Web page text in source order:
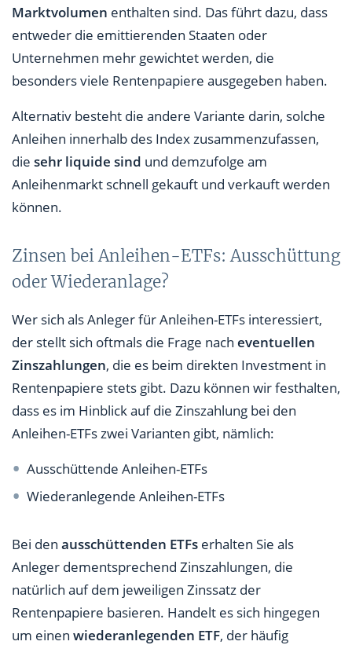
Marktvolumen enthalten sind. Das führt dazu, dass
entweder die emittierenden Staaten oder
Unternehmen mehr gewichtet werden, die
besonders viele Rentenpapiere ausgegeben haben.
Alternativ besteht die andere Variante darin, solche
Anleihen innerhalb des Index zusammenzufassen,
die sehr liquide sind und demzufolge am
Anleihenmarkt schnell gekauft und verkauft werden
können.
Zinsen bei Anleihen-ETFs: Ausschüttung
oder Wiederanlage?
Wer sich als Anleger für Anleihen-ETFs interessiert,
der stellt sich oftmals die Frage nach eventuellen
Zinszahlungen, die es beim direkten Investment in
Rentenpapiere stets gibt. Dazu können wir festhalten,
dass es im Hinblick auf die Zinszahlung bei den
Anleihen-ETFs zwei Varianten gibt, nämlich:
Ausschüttende Anleihen-ETFs
Wiederanlegende Anleihen-ETFs
Bei den ausschüttenden ETFs erhalten Sie als
Anleger dementsprechend Zinszahlungen, die
natürlich auf dem jeweiligen Zinssatz der
Rentenpapiere basieren. Handelt es sich hingegen
um einen wiederanlegenden ETF, der häufig